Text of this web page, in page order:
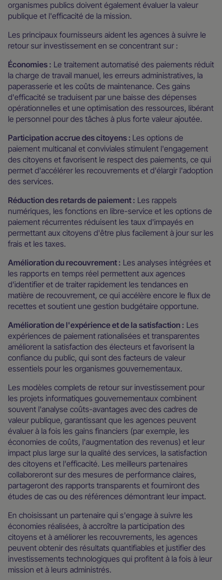
organismes publics doivent également évaluer la valeur
publique et l'efficacité de la mission.
Les principaux fournisseurs aident les agences à suivre le
retour sur investissement en se concentrant sur :
Économies : Le traitement automatisé des paiements réduit
la charge de travail manuel, les erreurs administratives, la
paperasserie et les coûts de maintenance. Ces gains
d'efficacité se traduisent par une baisse des dépenses
opérationnelles et une optimisation des ressources, libérant
le personnel pour des tâches à plus forte valeur ajoutée.
Participation accrue des citoyens : Les options de
paiement multicanal et conviviales stimulent l'engagement
des citoyens et favorisent le respect des paiements, ce qui
permet d'accélérer les recouvrements et d'élargir l'adoption
des services.
Réduction des retards de paiement : Les rappels
numériques, les fonctions en libre-service et les options de
paiement récurrentes réduisent les taux d'impayés en
permettant aux citoyens d'être plus facilement à jour sur les
frais et les taxes.
Amélioration du recouvrement : Les analyses intégrées et
les rapports en temps réel permettent aux agences
d'identifier et de traiter rapidement les tendances en
matière de recouvrement, ce qui accélère encore le flux de
recettes et soutient une gestion budgétaire opportune.
Amélioration de l'expérience et de la satisfaction : Les
expériences de paiement rationalisées et transparentes
améliorent la satisfaction des électeurs et favorisent la
confiance du public, qui sont des facteurs de valeur
essentiels pour les organismes gouvernementaux.
Les modèles complets de retour sur investissement pour
les projets informatiques gouvernementaux combinent
souvent l'analyse coûts-avantages avec des cadres de
valeur publique, garantissant que les agences peuvent
évaluer à la fois les gains financiers (par exemple, les
économies de coûts, l'augmentation des revenus) et leur
impact plus large sur la qualité des services, la satisfaction
des citoyens et l'efficacité. Les meilleurs partenaires
collaboreront sur des mesures de performance claires,
partageront des rapports transparents et fourniront des
études de cas ou des références démontrant leur impact.
En choisissant un partenaire qui s'engage à suivre les
économies réalisées, à accroître la participation des
citoyens et à améliorer les recouvrements, les agences
peuvent obtenir des résultats quantifiables et justifier des
investissements technologiques qui profitent à la fois à leur
mission et à leurs administrés.